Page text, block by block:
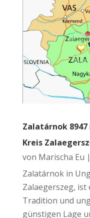
Zalatárnok
Kreis
von Marischa Eu |
Zalatárnok in
Zalaegerszeg,
Tradition und
günstigen Lage